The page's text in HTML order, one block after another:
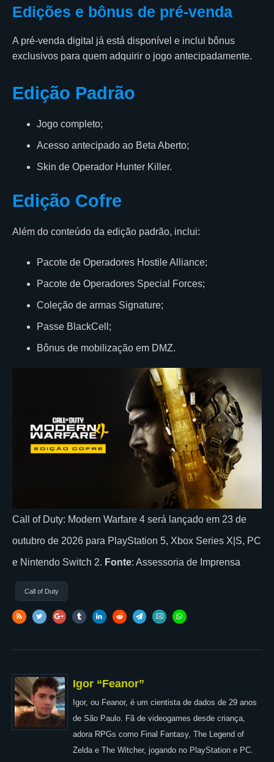
Edições e bônus de pré-venda
A pré-venda digital já está disponível e inclui bônus
exclusivos para quem adquirir o jogo antecipadamente.
Edição Padrão
Jogo completo;
Acesso antecipado ao Beta Aberto;
Skin de Operador Hunter Killer.
Edição Cofre
Além do conteúdo da edição padrão, inclui:
Pacote de Operadores Hostile Alliance;
Pacote de Operadores Special Forces;
Coleção de armas Signature;
Passe BlackCell;
Bônus de mobilização em DMZ.
Call of Duty: Modern Warfare 4 será lançado em 23 de
outubro de 2026 para PlayStation 5, Xbox Series X|S, PC
e Nintendo Switch 2. Fonte: Assessoria de Imprensa
Call of Duty
Igor “Feanor”
Igor, ou Feanor, é um cientista de dados de 29 anos
de São Paulo. Fã de videogames desde criança,
adora RPGs como Final Fantasy, The Legend of
Zelda e The Witcher, jogando no PlayStation e PC.